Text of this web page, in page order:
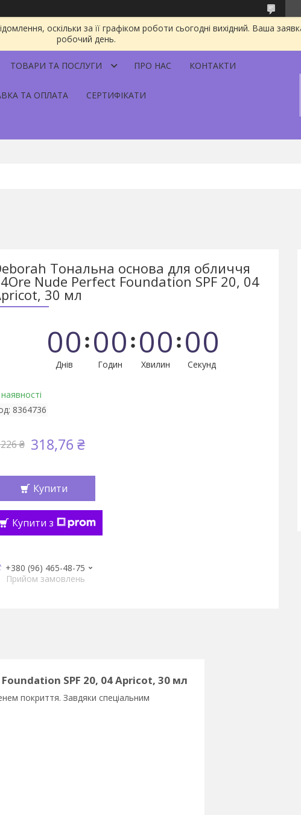
оскільки за її графіком роботи сьогодні вихідний. Ваша
робочий день.
ТОВАРИ ТА ПОСЛУГИ ПРО НАС КОНТАКТИ
ТА ОПЛАТА СЕРТИФІКАТИ
Тональна основа для обличчя
Nude Perfect Foundation SPF 20, 04
30 мл
00
Днів
00
Годин
00
Хвилин
00
Секунд
8364736
₴ 318,76 ₴
Купити
Купити з
+380 (96) 465-48-75
Прийом замовлень
SPF 20, 04 Apricot, 30 мл
покриття. Завдяки спеціальним